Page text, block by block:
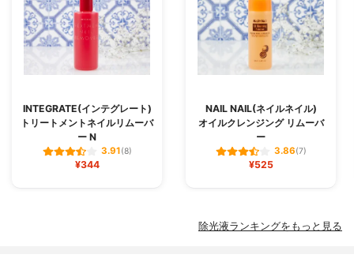
INTEGRATE(インテグレート)
トリートメントネイルリムーバ
ー N
3.91(8)
¥344
NAIL NAIL(ネイルネイル)
オイルクレンジング リムーバ
ー
3.86(7)
¥525
除光液ランキングをもっと見る